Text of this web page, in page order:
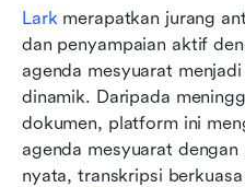
Lark merapatkan jurang
dan penyampaian aktif
agenda mesyuarat
dinamik. Daripada
dokumen, platform ini
agenda mesyuarat
nyata, transkripsi